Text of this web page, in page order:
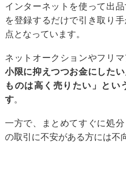
インターネットを使って出
を登録するだけで引き取り
点となっています。
ネットオークションやフリマ
小限に抑えつつお金にした
ものは高く売りたい」とい
す。
一方で、まとめてすぐに処
の取引に不安がある方には不